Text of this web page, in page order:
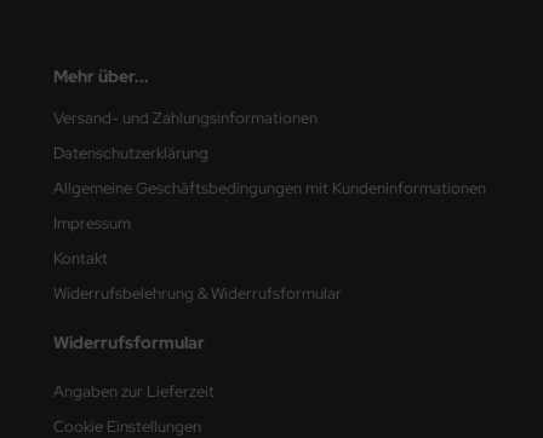
Mehr über...
Versand- und Zahlungsinformationen
Datenschutzerklärung
Allgemeine Geschäftsbedingungen mit Kundeninformationen
Impressum
Kontakt
Widerrufsbelehrung & Widerrufsformular
Widerrufsformular
Angaben zur Lieferzeit
Cookie Einstellungen